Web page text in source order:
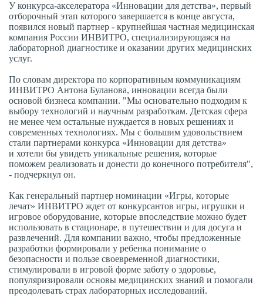
У конкурса-акселератора «Инновации для детства», первый
отборочный этап которого завершается в конце августа,
появился новый партнер - крупнейшая частная медицинская
компания России ИНВИТРО, специализирующаяся на
лабораторной диагностике и оказании других медицинских
услуг.
По словам директора по корпоративным коммуникациям
ИНВИТРО Антона Буланова, инновации всегда были
основой бизнеса компании. "Мы основательно подходим к
выбору технологий и научным разработкам. Детская сфера
не менее чем остальные нуждается в новых решениях и
современных технологиях. Мы с большим удовольствием
стали партнерами конкурса «Инновации для детства»
и хотели бы увидеть уникальные решения, которые
поможем реализовать и донести до конечного потребителя",
- подчеркнул он.
Как генеральный партнер номинации «Игры, которые
лечат» ИНВИТРО ждет от конкурсантов игры, игрушки и
игровое оборудование, которые впоследствие можно будет
использовать в стационаре, в путешествии и для досуга и
развлечений. Для компании важно, чтобы предложенные
разработки формировали у ребенка понимание о
безопасности и пользе своевременной диагностики,
стимулировали в игровой форме заботу о здоровье,
популяризировали основы медицинских знаний и помогали
преодолевать страх лабораторных исследований.